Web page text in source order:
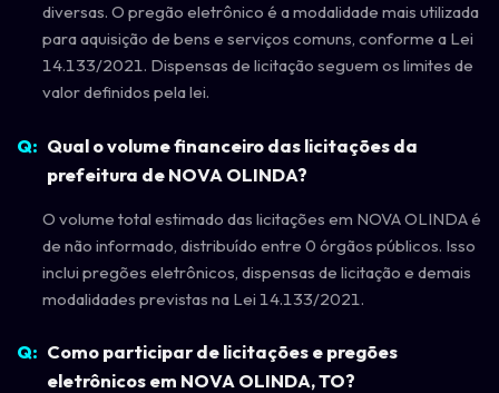
diversas. O pregão eletrônico é a modalidade mais utilizada
para aquisição de bens e serviços comuns, conforme a Lei
14.133/2021. Dispensas de licitação seguem os limites de
valor definidos pela lei.
Qual o volume financeiro das licitações da
prefeitura de NOVA OLINDA?
O volume total estimado das licitações em NOVA OLINDA é
de não informado, distribuído entre 0 órgãos públicos. Isso
inclui pregões eletrônicos, dispensas de licitação e demais
modalidades previstas na Lei 14.133/2021.
Como participar de licitações e pregões
eletrônicos em NOVA OLINDA, TO?